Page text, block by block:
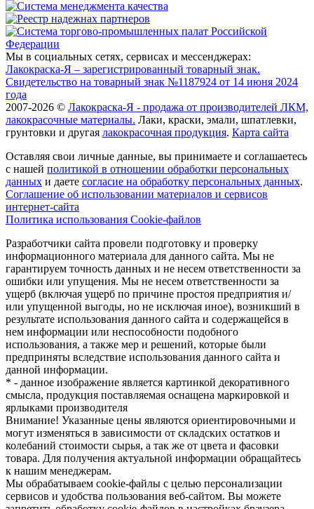
Мы в социальных сетях, сервисах и мессенджерах:
Лакокраска-Я – зарегистрированный товарный знак.
Свидетельство на товарный знак №1187924 от 14 июня 2024
года
2007-2026 © Лакокраска-Я - продажа от производителей ЛКМ,
лакокрасочные материалы. Лаки, краски, эмали, шпатлевки,
грунтовки и другая лакокрасочная продукция. Карта сайта
Оставляя свои личные данные, вы принимаете и соглашаетесь
с нашей политикой в отношении обработки персональных
данных и даете cогласие на обработку персональных данных.
Соглашение об использовании материалов и сервисов
интернет-сайта
Политика использования Cookie-файлов
Разработчики сайта провели подготовку и проверку
информационного материала для данного сайта. Мы не
гарантируем точность данных и не несем ответственности за
ошибки или упущения. Мы не несем ответственности за
ущерб (включая ущерб по причине простоя предприятия и/
или упущенной выгоды, но не исключая иное), возникший в
результате использования данного сайта и содержащейся в
нем информации или неспособности подобного
использования, а также мер и решений, которые были
предприняты вследствие использования данного сайта и
данной информации.
* - данное изображение является картинкой декоративного
смысла, продукция поставляемая оснащена маркировкой и
ярлыками производителя
Внимание! Указанные цены являются ориентировочными и
могут изменяться в зависимости от складских остатков и
колебаний стоимости сырья, а так же от цвета и фасовки
товара. Для получения актуальной информации обращайтесь
к нашим менеджерам.
Мы обрабатываем cookie-файлы с целью персонализации
сервисов и удобства пользования веб-сайтом. Вы можете